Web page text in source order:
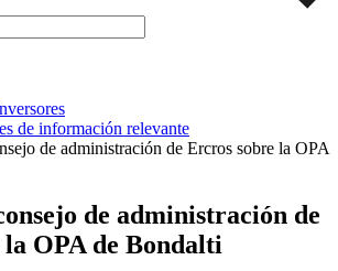
de información relevante
de administración de Ercros sobre la OPA
de administración de
OPA de Bondalti